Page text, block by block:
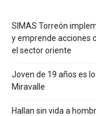
SIMAS Torreón
y emprende acciones
el sector oriente
Joven de 19 años es
Miravalle
Hallan sin vida a